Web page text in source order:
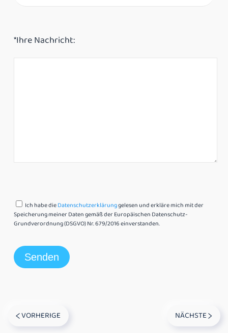
*Ihre Nachricht:
Ich habe dieDatenschutzerklärunggelesen und erkläre mich mit der
Speicherung meiner Daten gemäß der Europäischen Datenschutz-
Grundverordnung (DSGVO) Nr. 679/2016 einverstanden.
VORHERIGE NÄCHSTE